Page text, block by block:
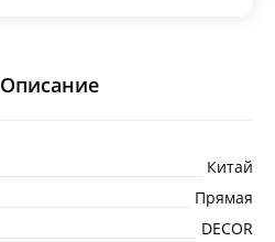
Описание
Китай
Прямая
DECOR